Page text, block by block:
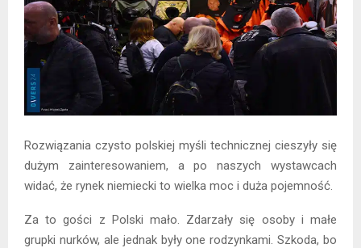
Rozwiązania czysto polskiej myśli technicznej cieszyły się
dużym zainteresowaniem, a po naszych wystawcach
widać, że rynek niemiecki to wielka moc i duża pojemność.
Za to gości z Polski mało. Zdarzały się osoby i małe
grupki nurków, ale jednak były one rodzynkami. Szkoda, bo